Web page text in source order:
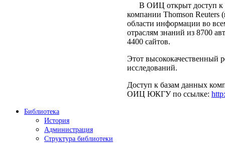
В ОИЦ открыт доступ к
компании Thomson
области информации во
отраслям знаний из 8700
4400 сайтов.
Этот высококачественный
исследований.
Доступ к базам данных
ОИЦ ЮКГУ по ссылке:
Библиотека
История
Администрация
Структура библиотеки